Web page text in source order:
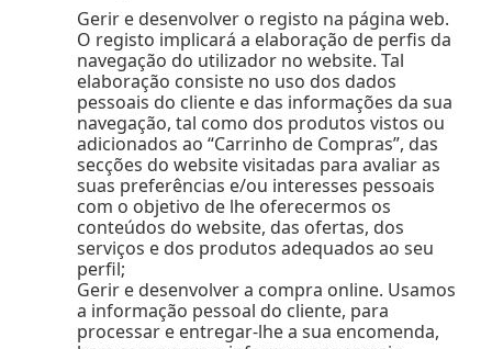
Gerir e desenvolver o registo na página web.
O registo implicará a elaboração de perfis da
navegação do utilizador no website. Tal
elaboração consiste no uso dos dados
pessoais do cliente e das informações da sua
navegação, tal como dos produtos vistos ou
adicionados ao “Carrinho de Compras”, das
secções do website visitadas para avaliar as
suas preferências e/ou interesses pessoais
com o objetivo de lhe oferecermos os
conteúdos do website, das ofertas, dos
serviços e dos produtos adequados ao seu
perfil;
Gerir e desenvolver a compra online. Usamos
a informação pessoal do cliente, para
processar e entregar-lhe a sua encomenda,